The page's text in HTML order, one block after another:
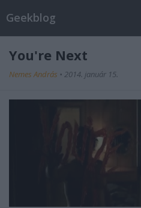
Geekblog
You're Next
Nemes András • 2014. január 15.